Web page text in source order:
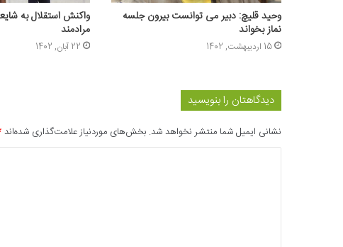
وحید قلیچ: دبیر می توانست بیرون جلسه
نماز بخواند
15 اردیبهشت, 1402
واکنش استقلال به
مرادمند
22 آبان, 1402
دیدگاهتان را بنویسید
نشانی ایمیل شما منتشر نخواهد شد. بخش‌های موردنیاز علامت‌گذاری شده‌اند